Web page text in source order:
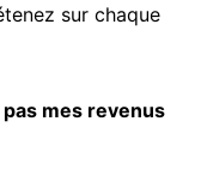
sur chaque
mes revenus